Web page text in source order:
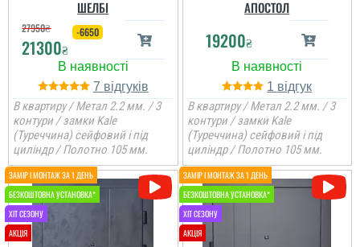
ШЕЛБІ
27950₴
21300₴
-6650
7
В квартиру / Метал 2.2 мм. / 3
контури / замки Kale
(Туреччина) сейфовий і під
циліндр / Полотно 105 мм.
АПОСТОЛ
19200₴
1
В квартиру / Метал 2.2 мм. / 3
контури / замки Kale
(Туреччина) сейфовий і під
циліндр / Полотно 105 мм.